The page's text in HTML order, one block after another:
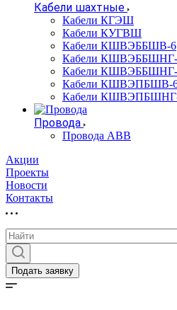
Кабели шахтные
Кабели КГЭШ
Кабели КУГВШ
Кабели КШВЭББШВ-6
Кабели КШВЭББШНГ-
Кабели КШВЭББШНГ-
Кабели КШВЭПБШВ-
Кабели КШВЭПБШНГ-
Провода
Провода АВВ
Акции
Проекты
Новости
Контакты
Подать заявку